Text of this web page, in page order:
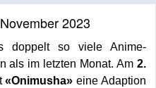
2023
doppelt so viele Anime-
als im letzten Monat. Am2.
«Onimusha» eine Adaption